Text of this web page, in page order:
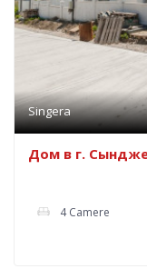
Singera
Дом в г.
4 Camere